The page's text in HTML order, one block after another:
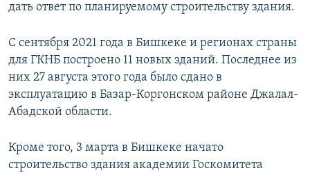
дать ответ по планируемому строительству здания.
С сентября 2021 года в Бишкеке и регионах страны
для ГКНБ построено 11 новых зданий. Последнее из
них 27 августа этого года было сдано в
эксплуатацию в Базар-Коргонском районе Джалал-
Абадской области.
Кроме того, 3 марта в Бишкеке начато
строительство здания академии Госкомитета